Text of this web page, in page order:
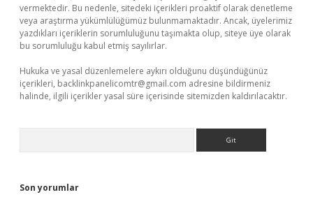
vermektedir. Bu nedenle, sitedeki içerikleri proaktif olarak denetleme
veya araştırma yükümlülüğümüz bulunmamaktadır. Ancak, üyelerimiz
yazdıkları içeriklerin sorumluluğunu taşımakta olup, siteye üye olarak
bu sorumluluğu kabul etmiş sayılırlar.
Hukuka ve yasal düzenlemelere aykırı olduğunu düşündüğünüz
içerikleri, backlinkpanelicomtr@gmail.com adresine bildirmeniz
halinde, ilgili içerikler yasal süre içerisinde sitemizden kaldırılacaktır.
Son yorumlar